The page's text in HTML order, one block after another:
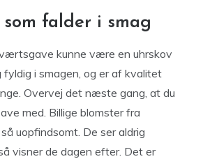
falder i smag
kunne være en uhrskov
fyldig i smagen, og er af kvalitet
Overvej det næste gang, at du
med. Billige blomster fra
uopfindsomt. De ser aldrig
visner de dagen efter. Det er